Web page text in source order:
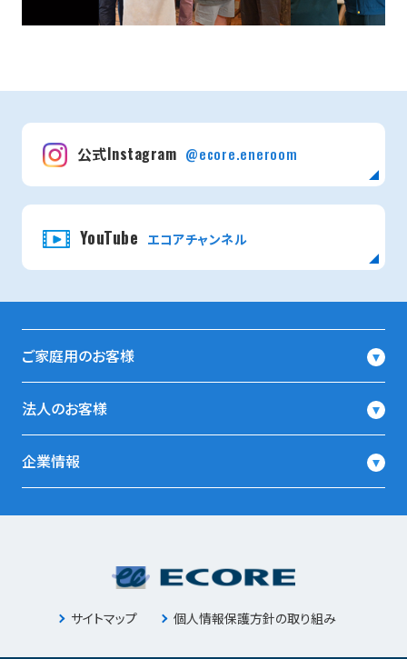
公式Instagram @ecore.eneroom
YouTube エコアチャンネル
ご家庭用のお客様
法人のお客様
企業情報
サイトマップ 個人情報保護方針の取り組み